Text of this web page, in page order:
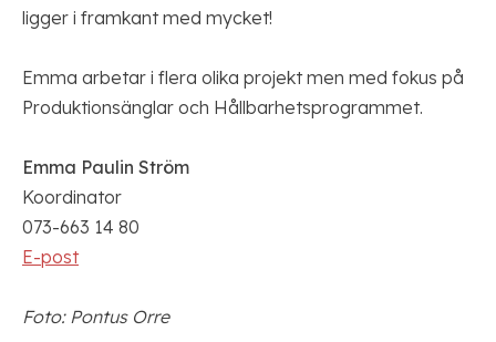
ligger i framkant med mycket!
Emma arbetar i flera olika projekt men med fokus på
Produktionsänglar och Hållbarhetsprogrammet.
Emma Paulin Ström
Koordinator
073-663 14 80
E-post
Foto: Pontus Orre